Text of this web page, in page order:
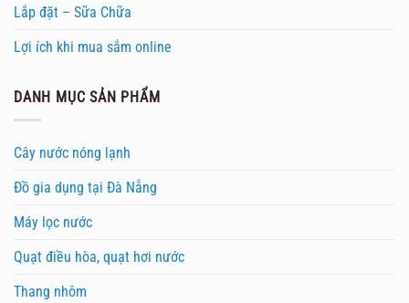
Lắp đặt – Sữa Chữa
Lợi ích khi mua sắm online
DANH MỤC SẢN PHẨM
Cây nước nóng lạnh
Đồ gia dụng tại Đà Nẵng
Máy lọc nước
Quạt điều hòa, quạt hơi nước
Thang nhôm